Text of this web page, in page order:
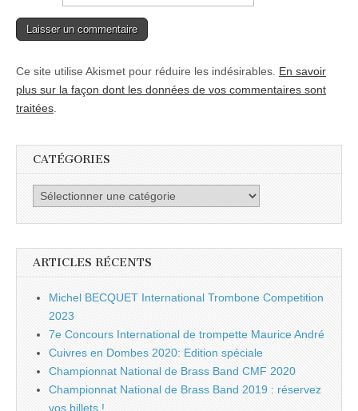
Ce site utilise Akismet pour réduire les indésirables. En savoir
plus sur la façon dont les données de vos commentaires sont
traitées
CATÉGORIES
Catégories
ARTICLES RÉCENTS
Michel BECQUET International Trombone Competition
2023
7e Concours International de trompette Maurice André
Cuivres en Dombes 2020: Edition spéciale
Championnat National de Brass Band CMF 2020
Championnat National de Brass Band 2019 : réservez
vos billets !